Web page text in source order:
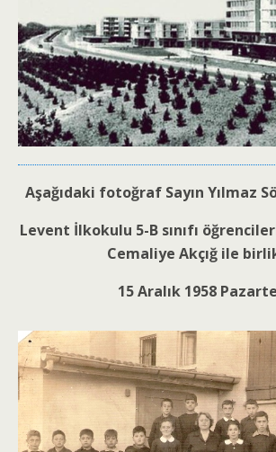
Aşağıdaki fotoğraf Sayın Yılmaz
Levent İlkokulu 5-B sınıfı
Cemaliye Akçığ ile
15 Aralık 1958